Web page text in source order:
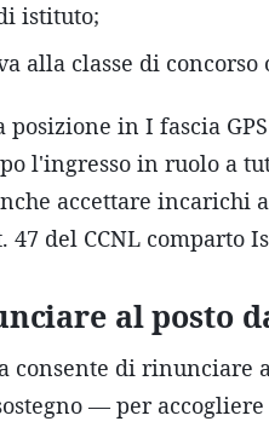
istituto;
alla classe di
posizione in I fascia
l'ingresso in ruolo a
accettare incarichi
del CCNL comparto
al posto
consente di rinunciare
— per